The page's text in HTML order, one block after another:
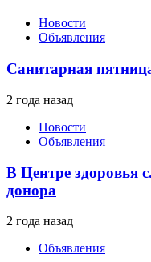
Новости
Объявления
Санитарная
2 года назад
Новости
Объявления
В Центре здоровья
донора
2 года назад
Объявления